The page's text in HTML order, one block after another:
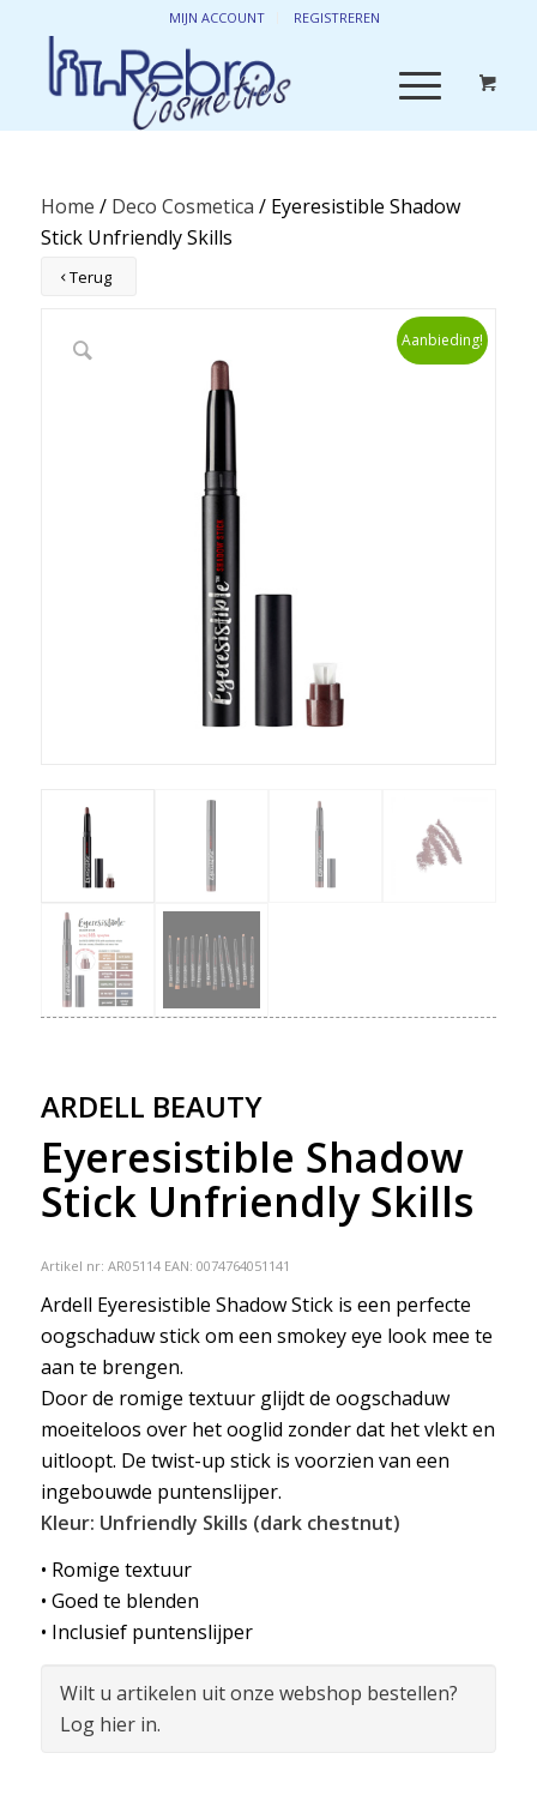
MIJN ACCOUNT REGISTREREN
Home / Deco Cosmetica / Eyeresistible Shadow
Stick Unfriendly Skills
Terug
Aanbieding!
ARDELL BEAUTY
Eyeresistible Shadow
Stick Unfriendly Skills
Artikel nr: AR05114 EAN: 0074764051141
Ardell Eyeresistible Shadow Stick is een perfecte
oogschaduw stick om een smokey eye look mee te
aan te brengen.
Door de romige textuur glijdt de oogschaduw
moeiteloos over het ooglid zonder dat het vlekt en
uitloopt. De twist-up stick is voorzien van een
ingebouwde puntenslijper.
Kleur: Unfriendly Skills (dark chestnut)
• Romige textuur
• Goed te blenden
• Inclusief puntenslijper
Wilt u artikelen uit onze webshop bestellen?
Log hier in.